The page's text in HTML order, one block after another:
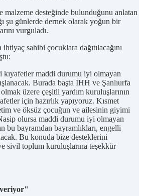
desteğinde bulunduğunu anlatan
şu günlerde dernek olarak yoğun bir
vurguladı.
sahibi çocuklara dağıtılacağını
kıyafetler maddi durumu iyi olmayan
Burada başta İHH ve Şanlıurfa
üzere çeşitli yardım kuruluşlarının
için hazırlık yapıyoruz. Kısmet
ve öksüz çocuğun ve ailesinin giyimi
olursa maddi durumu iyi olmayan
bu bayramdan bayramlıkları, engelli
Bu konuda bize desteklerini
sivil toplum kuruluşlarına teşekkür